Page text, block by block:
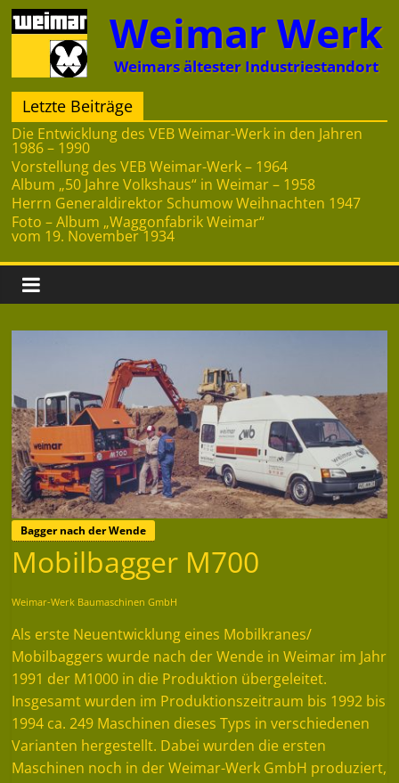
Zum
Inhalt
springen
Weimar Werk
Weimars ältester Industriestandort
Letzte Beiträge
Die Entwicklung des VEB Weimar-Werk in den Jahren
1986 – 1990
Vorstellung des VEB Weimar-Werk – 1964
Album „50 Jahre Volkshaus“ in Weimar – 1958
Herrn Generaldirektor Schumow Weihnachten 1947
Foto – Album „Waggonfabrik Weimar“
vom 19. November 1934
Bagger nach der Wende
Mobilbagger M700
Weimar-Werk Baumaschinen GmbH
Als erste Neuentwicklung eines Mobilkranes/
Mobilbaggers wurde nach der Wende in Weimar im Jahr
1991 der M1000 in die Produktion übergeleitet.
Insgesamt wurden im Produktionszeitraum bis 1992 bis
1994 ca. 249 Maschinen dieses Typs in verschiedenen
Varianten hergestellt. Dabei wurden die ersten
Maschinen noch in der Weimar-Werk GmbH produziert,